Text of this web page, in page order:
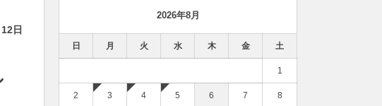
日
2026年8月
日 月 火 水 木 金 土
1
2 3 4 5 6 7 8